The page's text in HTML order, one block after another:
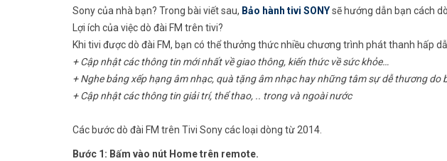
Sony của nhà bạn? Trong bài viết sau, Bảo hành tivi SONYsẽ hướng dẫn bạn cách
Lợi ích của việc dò đài FM trên tivi?
Khi tivi được dò đài FM, bạn có thể thưởng thức nhiều chương trình phát thanh hấp
+ Cập nhật các thông tin mới nhất về giao thông, kiến thức về sức khỏe…
+ Nghe bảng xếp hạng âm nhạc, quà tặng âm nhạc hay những tâm sự dễ thương do
+ Cập nhật các thông tin giải trí, thể thao, .. trong và ngoài nước
Các bước dò đài FM trên Tivi Sony các loại dòng từ 2014.
Bước 1: Bấm vào nút Home trên remote.